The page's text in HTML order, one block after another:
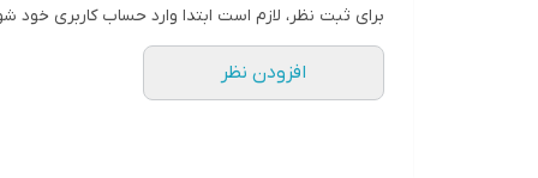
برای ثبت نظر، لازم است ابتدا وارد حساب کاربری خود
افزودن نظر